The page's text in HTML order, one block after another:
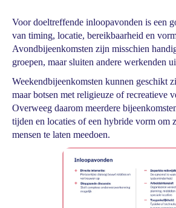
Voor doeltreffende inloopavonden is een
van timing, locatie, bereikbaarheid en
Avondbijeenkomsten zijn misschien
groepen, maar sluiten andere werkenden
Weekendbijeenkomsten kunnen geschikt
maar botsen met religieuze of recreatieve
Overweeg daarom meerdere
tijden en locaties of een hybride vorm om
mensen te laten meedoen.